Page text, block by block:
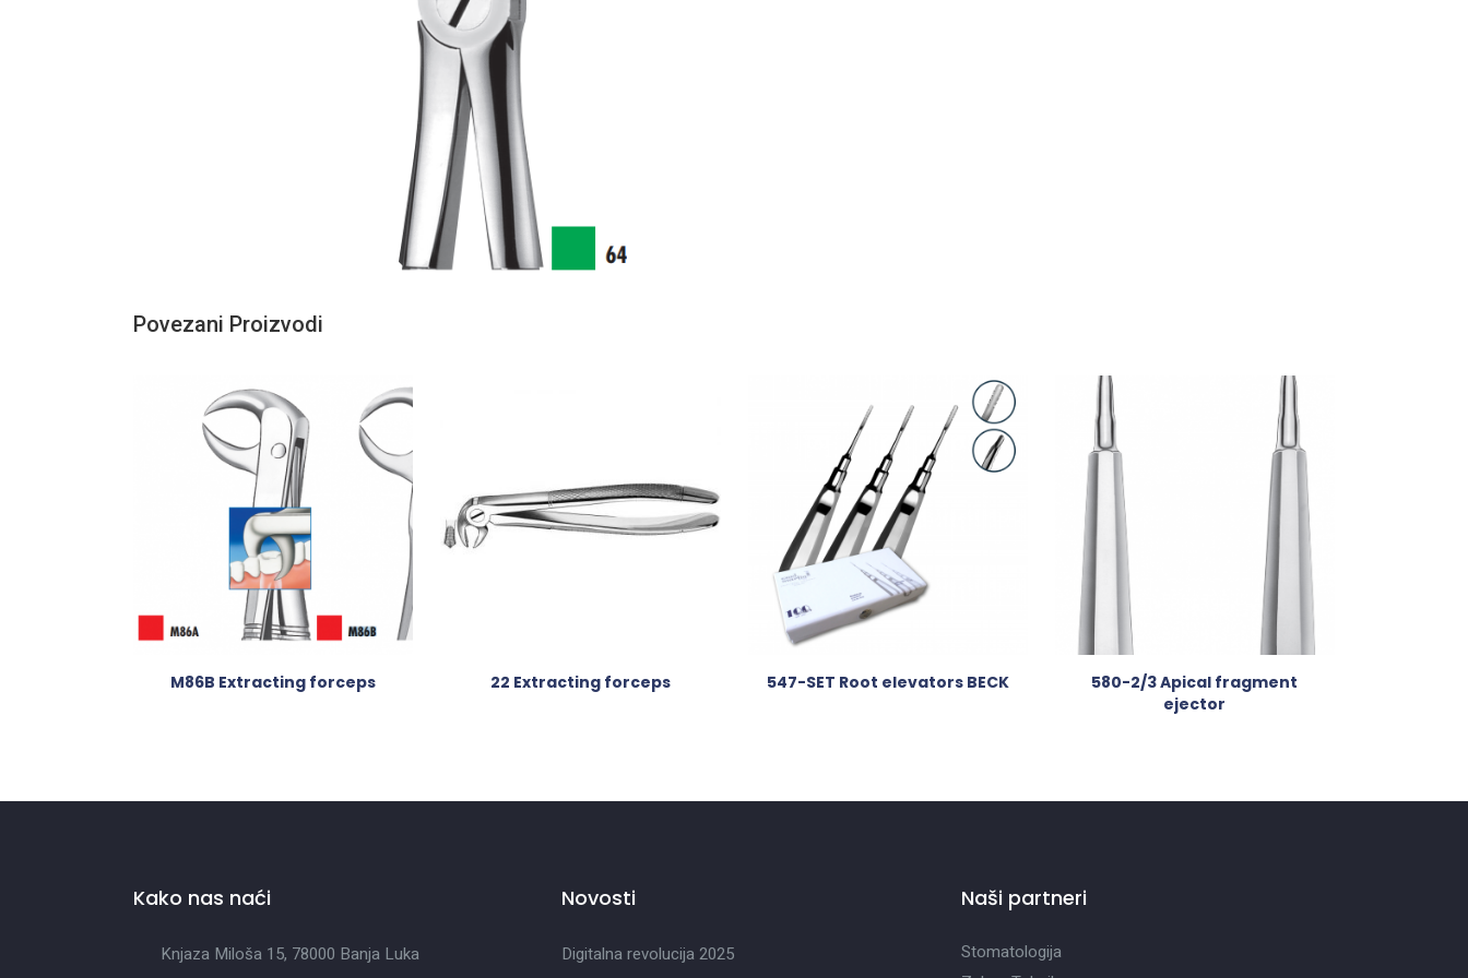
Povezani Proizvodi
M86B Extracting forceps 22 Extracting forceps 547-SET Root elevators BECK
580-2/3 Apical fragment
ejector
Kako nas naći
Knjaza Miloša 15, 78000 Banja Luka
Novosti
Digitalna revolucija 2025
Naši partneri
Stomatologija